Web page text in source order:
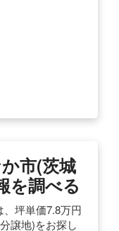
市(茨城
を調べる
坪単価7.8万円
譲地)をお探し